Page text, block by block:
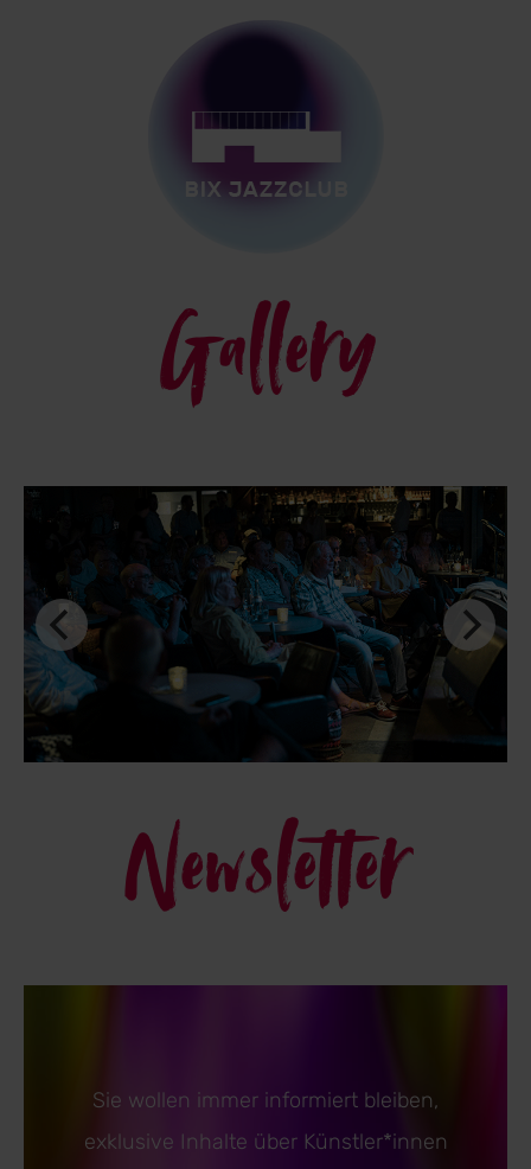
Gallery
Newsletter
Sie wollen immer informiert bleiben,
exklusive Inhalte über Künstler*innen